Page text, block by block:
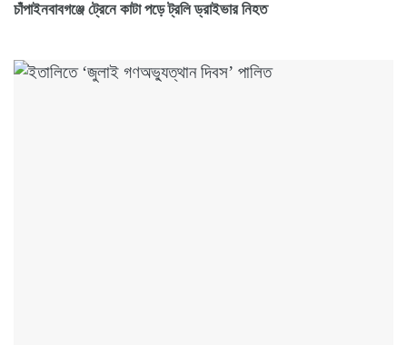
চাঁপাইনবাবগঞ্জে ট্রেনে কাটা পড়ে ট্রলি ড্রাইভার নিহত